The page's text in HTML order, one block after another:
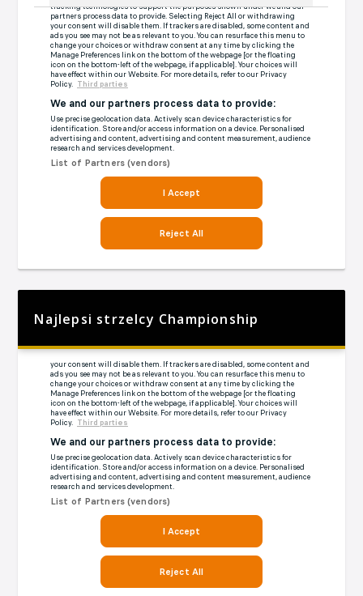
Najlepsi strzelcy Championship